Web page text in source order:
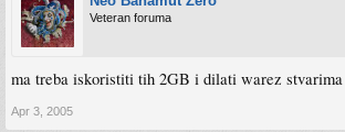
Veteran foruma
ma treba iskoristiti tih 2GB i dilati warez stvarima
Apr 3, 2005